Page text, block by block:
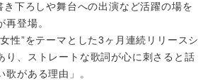
下ろしや舞台への出演など活躍の場を
再登場。
性”をテーマとした3ヶ月連続リリースシ
り、ストレートな歌詞が心に刺さると話
歌がある理由」。